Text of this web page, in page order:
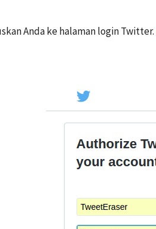
Anda ke halaman login Twitter.